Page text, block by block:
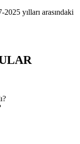
-2025 yılları arasındaki